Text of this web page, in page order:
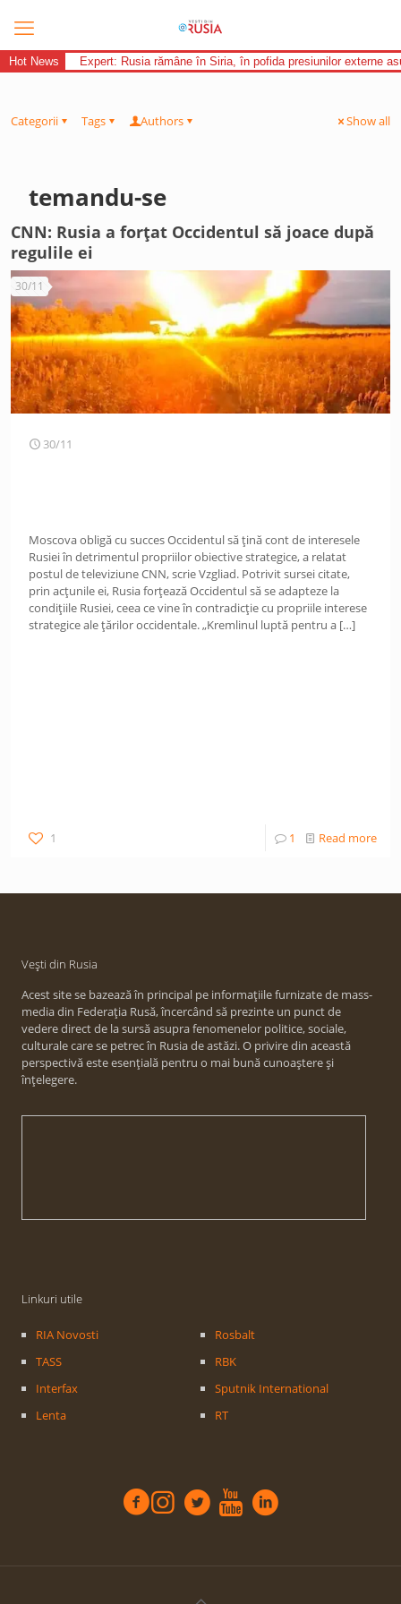
Hot News Expert: Rusia rămâne în Siria, în pofida presiunilor externe
Categorii Tags Authors Show all
temandu-se
CNN: Rusia a forțat Occidentul să joace după
regulile ei
30/11
30/11
Moscova obligă cu succes Occidentul să țină cont de interesele
Rusiei în detrimentul propriilor obiective strategice, a relatat
postul de televiziune CNN, scrie Vzgliad. Potrivit sursei citate,
prin acțunile ei, Rusia forțează Occidentul să se adapteze la
condițiile Rusiei, ceea ce vine în contradicție cu propriile interese
strategice ale țărilor occidentale. „Kremlinul luptă pentru a […]
1 1 Read more
Vești din Rusia
Acest site se bazează în principal pe informațiile furnizate de mass-
media din Federația Rusă, încercând să prezinte un punct de
vedere direct de la sursă asupra fenomenelor politice, sociale,
culturale care se petrec în Rusia de astăzi. O privire din această
perspectivă este esențială pentru o mai bună cunoaștere și
înțelegere.
Linkuri utile
RIA Novosti
TASS
Interfax
Lenta
Rosbalt
RBK
Sputnik International
RT